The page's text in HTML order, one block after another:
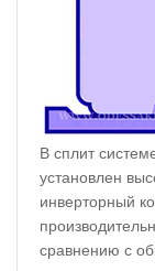
В сплит
установлен
инверторный
сравнению с